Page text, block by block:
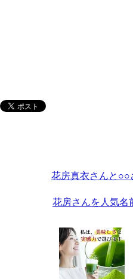
花房真衣さんと○○
花房さんを人気名